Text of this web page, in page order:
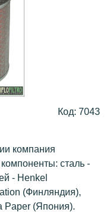
Код: 7043
компания
сталь -
- Henkel
(Финляндия),
Paper (Япония).